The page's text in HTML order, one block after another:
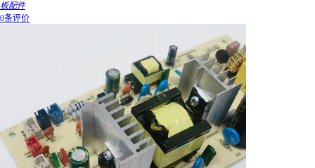
板配件
0条评价